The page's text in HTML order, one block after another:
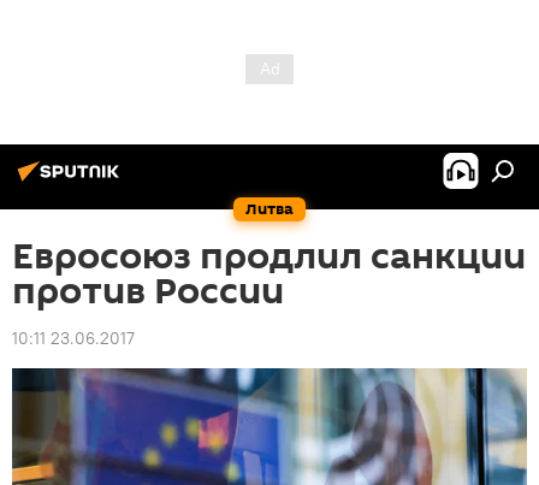
Литва
Евросоюз продлил санкции
против России
10:11 23.06.2017